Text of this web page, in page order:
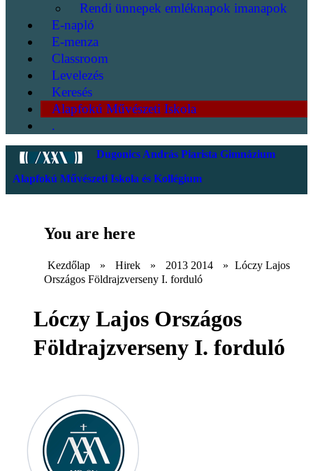
Rendi ünnepek emléknapok imanapok
E-napló
E-menza
Classroom
Levelezés
Keresés
Alapfokú Művészeti Iskola
.
Dugonics András Piarista Gimnázium
Alapfokú Művészeti Iskola és Kollégium
You are here
Kezdőlap » Hirek » 2013 2014 » Lóczy Lajos
Országos Földrajzverseny I. forduló
Lóczy Lajos Országos
Földrajzverseny I. forduló